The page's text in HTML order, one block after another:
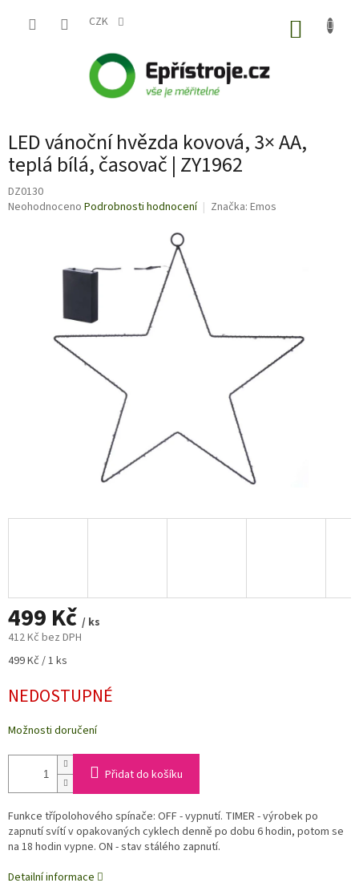
CZK
LED vánoční hvězda kovová, 3× AA,
teplá bílá, časovač | ZY1962
DZ0130
Průměrné
Neohodnoceno Podrobnosti hodnocení Značka: Emos
499 Kč / ks
412 Kč bez DPH
Měrná
499 Kč / 1 ks
NEDOSTUPNÉ
Možnosti doručení
Přidat do košíku
Funkce třípolohového spínače: OFF - vypnutí. TIMER - výrobek po
zapnutí svítí v opakovaných cyklech denně po dobu 6 hodin, potom se
na 18 hodin vypne. ON - stav stálého zapnutí.
Detailní informace